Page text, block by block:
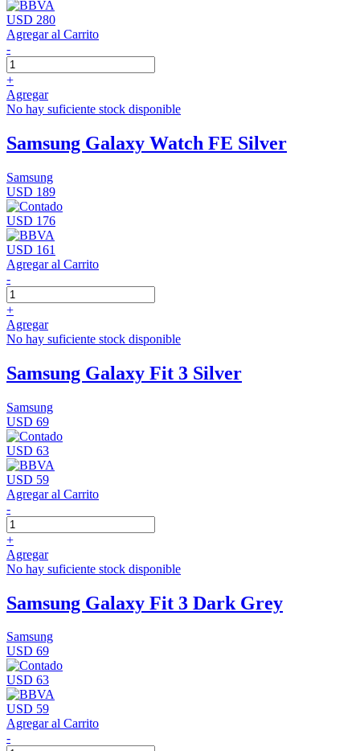
USD 280
Agregar al Carrito
-
+
Agregar
No hay suficiente stock disponible
Samsung Galaxy Watch FE Silver
Samsung
USD 189
USD 176
USD 161
Agregar al Carrito
-
+
Agregar
No hay suficiente stock disponible
Samsung Galaxy Fit 3 Silver
Samsung
USD 69
USD 63
USD 59
Agregar al Carrito
-
+
Agregar
No hay suficiente stock disponible
Samsung Galaxy Fit 3 Dark Grey
Samsung
USD 69
USD 63
USD 59
Agregar al Carrito
-